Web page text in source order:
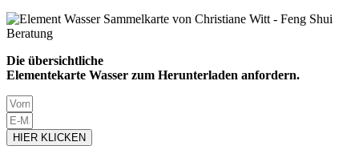
Die übersichtliche
Elementekarte Wasser zum Herunterladen anfordern.
HIER KLICKEN